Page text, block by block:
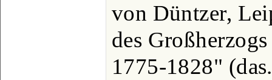
von Düntzer,
des
1775-1828"